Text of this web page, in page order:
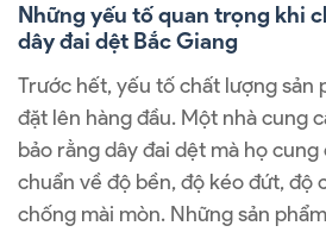
Những yếu tố quan trọng khi
dây đai dệt Bắc Giang
Trước hết, yếu tố chất lượng sản
đặt lên hàng đầu. Một nhà cung
bảo rằng dây đai dệt mà họ
chuẩn về độ bền, độ kéo đứt, độ
chống mài mòn. Những sản